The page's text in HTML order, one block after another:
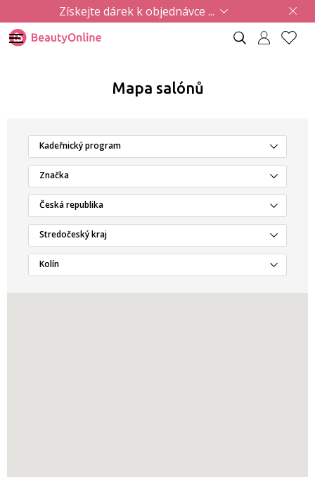
Získejte dárek k objednávce ...
Mapa salónů
Kadeřnický program
Značka
Česká republika
Stredočeský kraj
Kolín